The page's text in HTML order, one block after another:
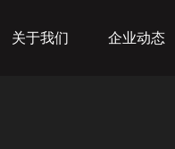
关于我们 企业动态